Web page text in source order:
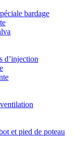
bardage
d’injection
et pied de poteau